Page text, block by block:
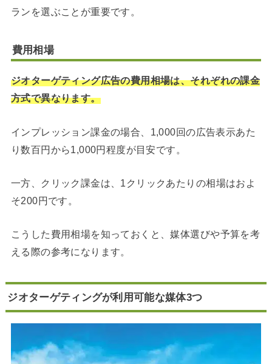
ランを選ぶことが重要です。
費用相場
ジオターゲティング広告の費用相場は、それぞれの課金
方式で異なります。
インプレッション課金の場合、1,000回の広告表示あた
り数百円から1,000円程度が目安です。
一方、クリック課金は、1クリックあたりの相場はおよ
そ200円です。
こうした費用相場を知っておくと、媒体選びや予算を考
える際の参考になります。
ジオターゲティングが利用可能な媒体3つ